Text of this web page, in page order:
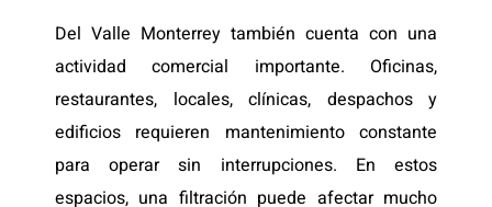
Del Valle Monterrey también cuenta con una
actividad comercial importante. Oficinas,
restaurantes, locales, clínicas, despachos y
edificios requieren mantenimiento constante
para operar sin interrupciones. En estos
espacios, una filtración puede afectar mucho